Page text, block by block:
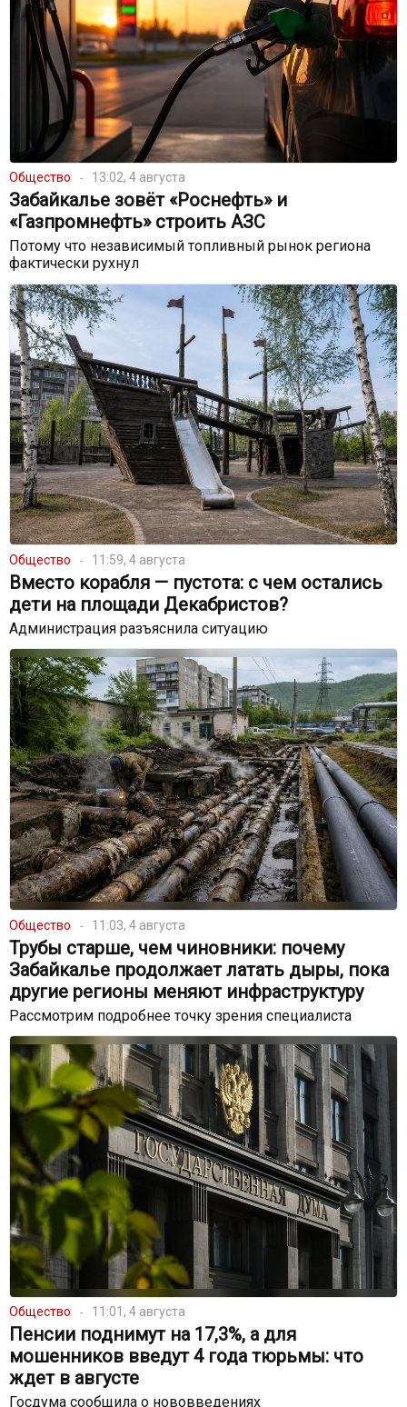
Общество 13:02, 4 августа
Забайкалье зовёт «Роснефть» и
«Газпромнефть» строить АЗС
Потому что независимый топливный рынок региона
фактически рухнул
Общество 11:59, 4 августа
Вместо корабля — пустота: с чем остались
дети на площади Декабристов?
Администрация разъяснила ситуацию
Общество 11:03, 4 августа
Трубы старше, чем чиновники: почему
Забайкалье продолжает латать дыры, пока
другие регионы меняют инфраструктуру
Рассмотрим подробнее точку зрения специалиста
Общество 11:01, 4 августа
Пенсии поднимут на 17,3%, а для
мошенников введут 4 года тюрьмы: что
ждет в августе
Госдума сообщила о нововведениях